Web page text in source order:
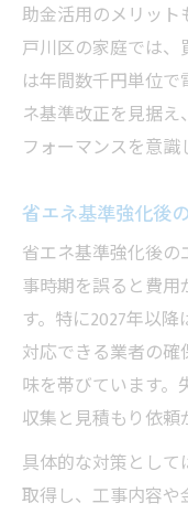
助金活用のメリッ
戸川区の家庭では
は年間数千円単位
ネ基準改正を見据
フォーマンスを意識
省エネ基準強化後
省エネ基準強化後
事時期を誤ると費
す。特に2027年以
対応できる業者の
味を帯びています
収集と見積もり依頼
具体的な対策とし
取得し、工事内容や